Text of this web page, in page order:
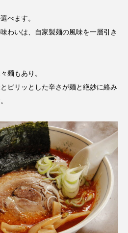
べます。
わいは、自家製麺の風味を一層引き
麺もあり。
ピリッとした辛さが麺と絶妙に絡み